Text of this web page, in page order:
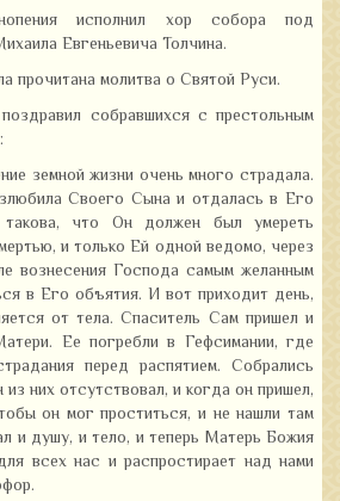
исполнил хор собора под
Евгеньевича Толчина.
прочитана молитва о Святой Руси.
собравшихся с престольным
земной жизни очень много страдала.
Своего Сына и отдалась в Его
что Он должен был умереть
и только Ей одной ведомо, через
вознесения Господа самым желанным
в Его объятия. И вот приходит день,
от тела. Спаситель Сам пришел и
Ее погребли в Гефсимании, где
перед распятием. Собрались
них отсутствовал, и когда он пришел,
он мог проститься, и не нашли там
и душу, и тело, и теперь Матерь Божия
всех нас и распростирает над нами